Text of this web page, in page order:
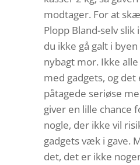
modtager. For at
Plopp Bland-selv slik
du ikke gå galt i
nybagt mor. Ikke
med gadgets, og
påtagede seriøse
giver en lille chance
nogle, der ikke vil
gadgets væk i gave.
det, det er ikke